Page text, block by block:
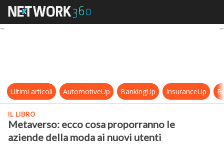
Metaverso: ecco cosa
Ultimi articoli AutomotiveUp BankingUp InsuranceUp
IL LIBRO
Metaverso: ecco cosa proporranno le
aziende della moda ai nuovi utenti